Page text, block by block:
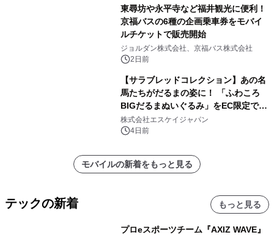
東尋坊や永平寺など福井観光に便利！
京福バスの6種の企画乗車券をモバイ
ルチケットで販売開始
ジョルダン株式会社、京福バス株式会社
2日前
【サラブレッドコレクション】あの名
馬たちがだるまの姿に！ 「ふわころ
BIGだるまぬいぐるみ」をEC限定で受
注販売開始
株式会社エスケイジャパン
4日前
モバイルの新着をもっと見る
テックの新着 もっと見る
プロeスポーツチーム『AXIZ WAVE』